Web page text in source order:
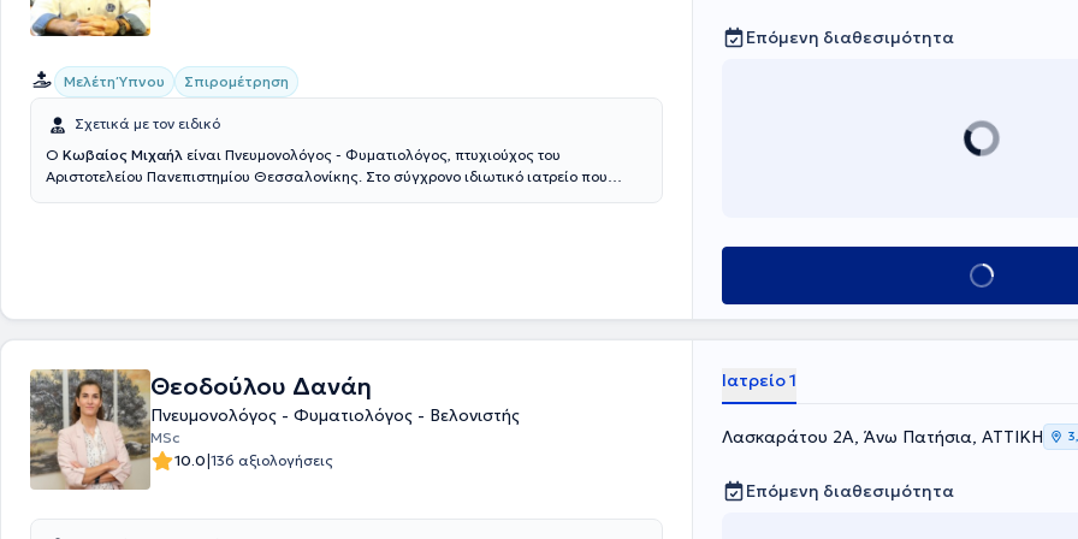
Μελέτη Ύπνου Σπιρομέτρηση
Σχετικά με τον ειδικό
Ο Κωβαίος Μιχαήλ είναι Πνευμονολόγος - Φυματιολόγος, πτυχιούχος του
Αριστοτελείου Πανεπιστημίου Θεσσαλονίκης. Στο σύγχρονο ιδιωτικό ιατρείο που
Ένωσης Πνευμονολόγων Ελλάδος και της European Respiratory Society.
Επόμενη διαθεσιμότητα
Κλείσε ραντεβού
Θεοδούλου Δανάη
Πνευμονολόγος - Φυματιολόγος - Βελονιστής
ΜSc
10.0|136 αξιολογήσεις
Ιατρείο 1
Λασκαράτου 2Α, Άνω Πατήσια, ΑΤΤΙΚΗ
Επόμενη διαθεσιμότητα